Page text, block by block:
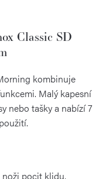
Classic SD
kombinuje
Malý kapesní
nebo tašky a nabízí 7
pocit klidu,